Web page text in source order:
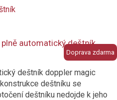
Doprava zdarma
automatický deštník
deštník doppler magic
deštníku se
deštníku nedojde k jeho